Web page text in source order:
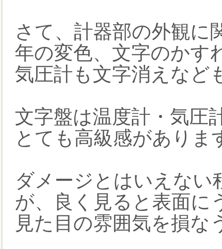
さて、計器部の外観に
年の変色、文字のかす
気圧計も文字消えなど
文字盤は温度計・気圧
とても高級感がありま
ダメージとはいえな
が、良く見ると表面に
見た目の雰囲気を損